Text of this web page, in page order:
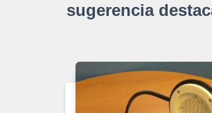
sugerencia